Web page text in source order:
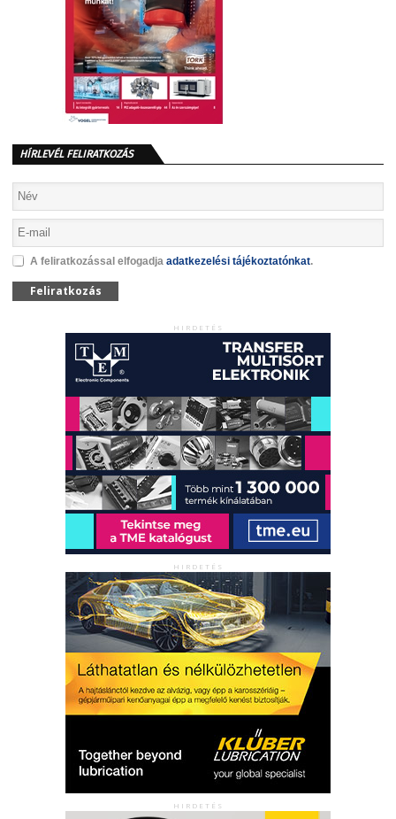
HÍRLEVÉL FELIRATKOZÁS
A feliratkozással elfogadja adatkezelési tájékoztatónkat.
Feliratkozás
HIRDETÉS
HIRDETÉS
HIRDETÉS